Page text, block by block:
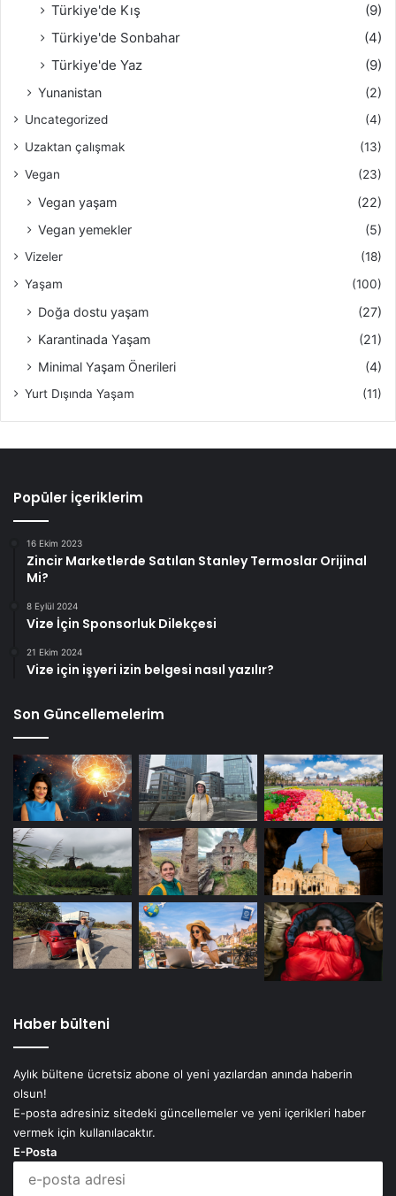
Türkiye'de Kış
(9)
Türkiye'de Sonbahar
(4)
Türkiye'de Yaz
(9)
Yunanistan (2)
Uncategorized
(4)
Uzaktan çalışmak
(13)
Vegan
(23)
Vegan yaşam
(22)
Vegan yemekler
(5)
Vizeler
(18)
Yaşam
(100)
Doğa dostu yaşam
(27)
Karantinada Yaşam
(21)
Minimal Yaşam Önerileri
(4)
Yurt Dışında Yaşam (11)
Popüler İçeriklerim
16 Ekim 2023
Zincir Marketlerde Satılan Stanley Termoslar Orijinal
Mi?
8 Eylül 2024
Vize İçin Sponsorluk Dilekçesi
21 Ekim 2024
Vize için işyeri izin belgesi nasıl yazılır?
Son Güncellemelerim
Haber bülteni
Aylık bültene ücretsiz abone ol yeni yazılardan anında haberin
olsun!
E-posta adresiniz sitedeki güncellemeler ve yeni içerikleri haber
vermek için kullanılacaktır.
E-Posta